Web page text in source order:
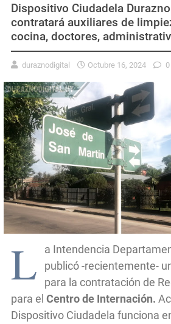
Dispositivo Ciudadela
contratará auxiliares de
cocina, doctores,
duraznodigital Octubre 16, 2024 0
L
a Intendencia
publicó -recientemente-
para la contratación de
para el Centro de Internación.
Dispositivo Ciudadela funciona